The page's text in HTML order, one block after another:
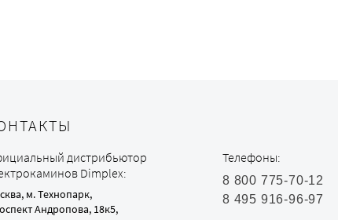
дистрибьютор
Dimplex:
м. Технопарк,
Андропова, 18к5,
Телефоны:
8 800 775-70-12
8 495 916-96-97